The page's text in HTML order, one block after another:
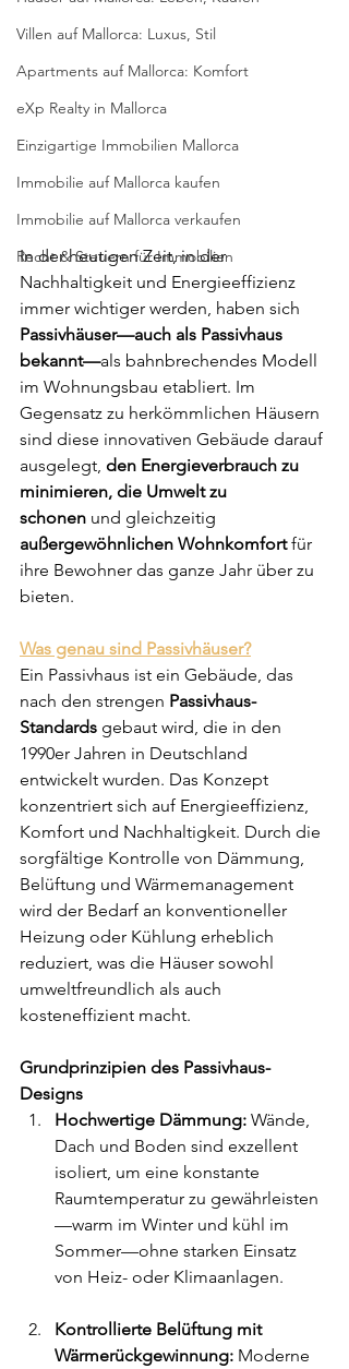
Villen auf Mallorca: Luxus, Stil
Apartments auf Mallorca: Komfort
eXp Realty in Mallorca
Einzigartige Immobilien Mallorca
Immobilie auf Mallorca kaufen
Immobilie auf Mallorca verkaufen
Recht & Steuern für Immobilien
In der heutigen Zeit, in der
Nachhaltigkeit und Energieeffizienz
immer wichtiger werden, haben sich
Passivhäuser—auch als Passivhaus
bekannt—als bahnbrechendes Modell
im Wohnungsbau etabliert. Im
Gegensatz zu herkömmlichen Häusern
sind diese innovativen Gebäude darauf
ausgelegt, den Energieverbrauch zu
minimieren, die Umwelt zu
schonen und gleichzeitig
außergewöhnlichen Wohnkomfort für
ihre Bewohner das ganze Jahr über zu
bieten.
Was genau sind Passivhäuser?
Ein Passivhaus ist ein Gebäude, das
nach den strengen Passivhaus-
Standards gebaut wird, die in den
1990er Jahren in Deutschland
entwickelt wurden. Das Konzept
konzentriert sich auf Energieeffizienz,
Komfort und Nachhaltigkeit. Durch die
sorgfältige Kontrolle von Dämmung,
Belüftung und Wärmemanagement
wird der Bedarf an konventioneller
Heizung oder Kühlung erheblich
reduziert, was die Häuser sowohl
umweltfreundlich als auch
kosteneffizient macht.
Grundprinzipien des Passivhaus-
Designs
Hochwertige Dämmung: Wände,
Dach und Boden sind exzellent
isoliert, um eine konstante
Raumtemperatur zu gewährleisten
—warm im Winter und kühl im
Sommer—ohne starken Einsatz
von Heiz- oder Klimaanlagen.
Kontrollierte Belüftung mit
Wärmerückgewinnung: Moderne